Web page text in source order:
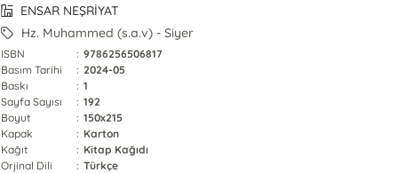
ENSAR NEŞRİYAT
Hz. Muhammed (s.a.v) - Siyer
ISBN : 9786256506817
Basım Tarihi
: 2024-05
Baskı
: 1
Sayfa Sayısı
: 192
Boyut
: 150x215
Kapak
: Karton
Kağıt
: Kitap Kağıdı
Orjinal Dili
: Türkçe